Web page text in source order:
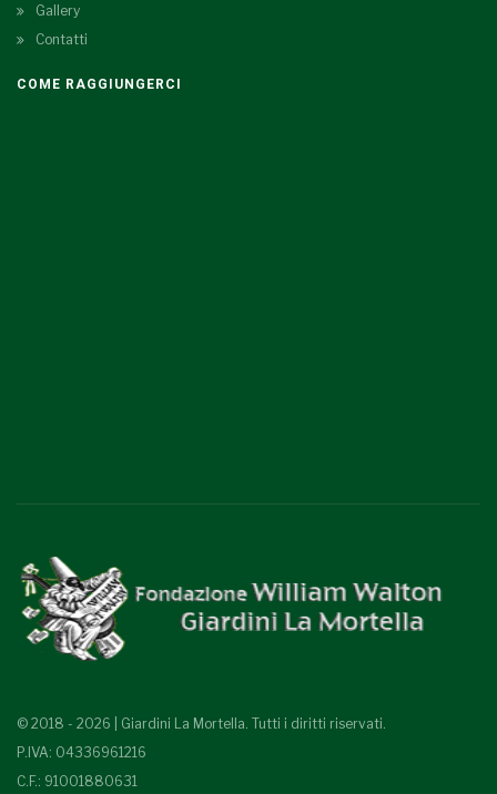
Gallery
Contatti
COME RAGGIUNGERCI
© 2018 - 2026 | Giardini La Mortella. Tutti i diritti riservati.
P.IVA: 04336961216
C.F.: 91001880631